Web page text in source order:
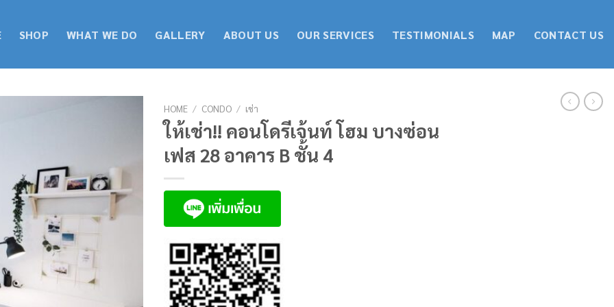
SHOP WHAT WE DO GALLERY ABOUT US OUR SERVICES TESTIMONIALS MAP CONTACT US
HOME / CONDO / เช่า
ให้เช่า!! คอนโดรีเจ้นท์ โฮม บางซ่อน
เฟส 28 อาคาร B ชั้น 4